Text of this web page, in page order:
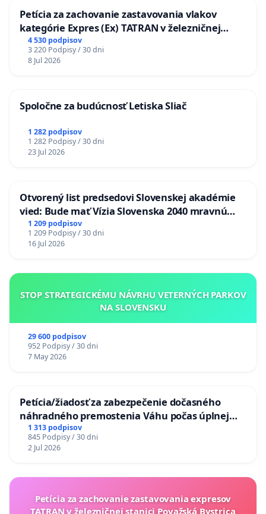
Petícia za zachovanie zastavovania vlakov
kategórie Expres (Ex) TATRAN v železničnej
stanici Púchov
4 530 podpisov
3 220 Podpisy / 30 dni
8 Jul 2026
Spoločne za budúcnosť Letiska Sliač
1 282 podpisov
1 282 Podpisy / 30 dni
23 Jul 2026
Otvorený list predsedovi Slovenskej akadémie
vied: Bude mať Vízia Slovenska 2040 mravnú
chrbticu?
1 209 podpisov
1 209 Podpisy / 30 dni
16 Jul 2026
STOP STRATEGICKÉMU NÁVRHU VETERNÝCH PARKOV
NA SLOVENSKU
29 600 podpisov
952 Podpisy / 30 dni
7 May 2026
Petícia/žiadosť za zabezpečenie dočasného
náhradného premostenia Váhu počas úplnej
uzávery Vážskeho mosta v Komárne
1 313 podpisov
845 Podpisy / 30 dni
2 Jul 2026
Petícia za zachovanie zastavovania expresov
TATRAN v železničnej stanici Považská Bystrica